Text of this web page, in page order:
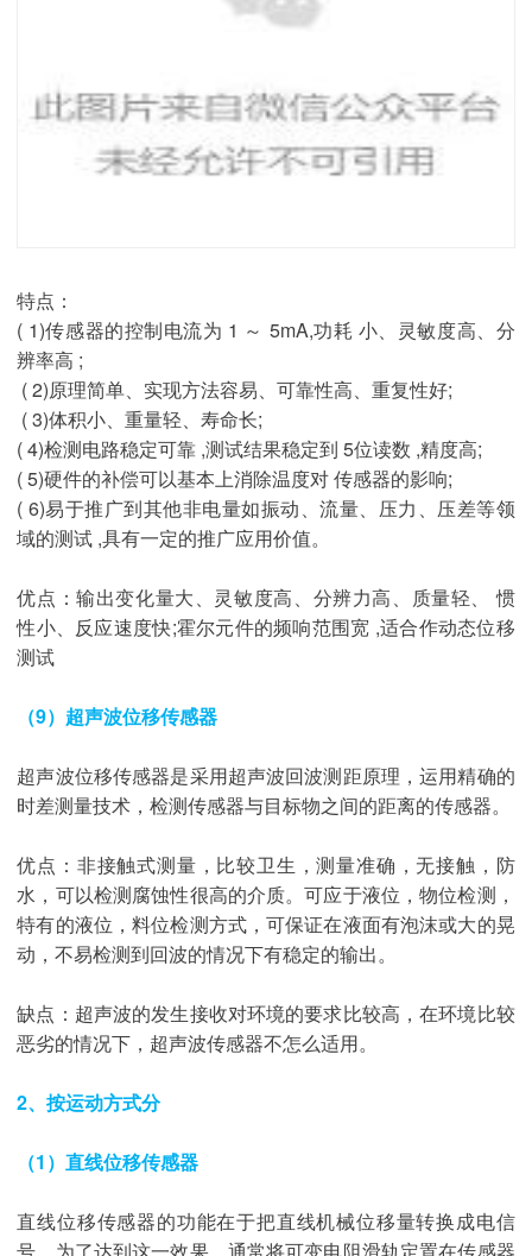
特点：
( 1)传感器的控制电流为 1 ～ 5mA,功耗 小、灵敏度高、分
辨率高 ;
( 2)原理简单、实现方法容易、可靠性高、重复性好;
( 3)体积小、重量轻、寿命长;
( 4)检测电路稳定可靠 ,测试结果稳定到 5位读数 ,精度高;
( 5)硬件的补偿可以基本上消除温度对 传感器的影响;
( 6)易于推广到其他非电量如振动、流量、压力、压差等领
域的测试 ,具有一定的推广应用价值。
优点：输出变化量大、灵敏度高、分辨力高、质量轻、 惯
性小、反应速度快;霍尔元件的频响范围宽 ,适合作动态位移
测试
（9）超声波位移传感器
超声波位移传感器是采用超声波回波测距原理，运用精确的
时差测量技术，检测传感器与目标物之间的距离的传感器。
优点：非接触式测量，比较卫生，测量准确，无接触，防
水，可以检测腐蚀性很高的介质。可应于液位，物位检测，
特有的液位，料位检测方式，可保证在液面有泡沫或大的晃
动，不易检测到回波的情况下有稳定的输出。
缺点：超声波的发生接收对环境的要求比较高，在环境比较
恶劣的情况下，超声波传感器不怎么适用。
2、按运动方式分
（1）直线位移传感器
直线位移传感器的功能在于把直线机械位移量转换成电信